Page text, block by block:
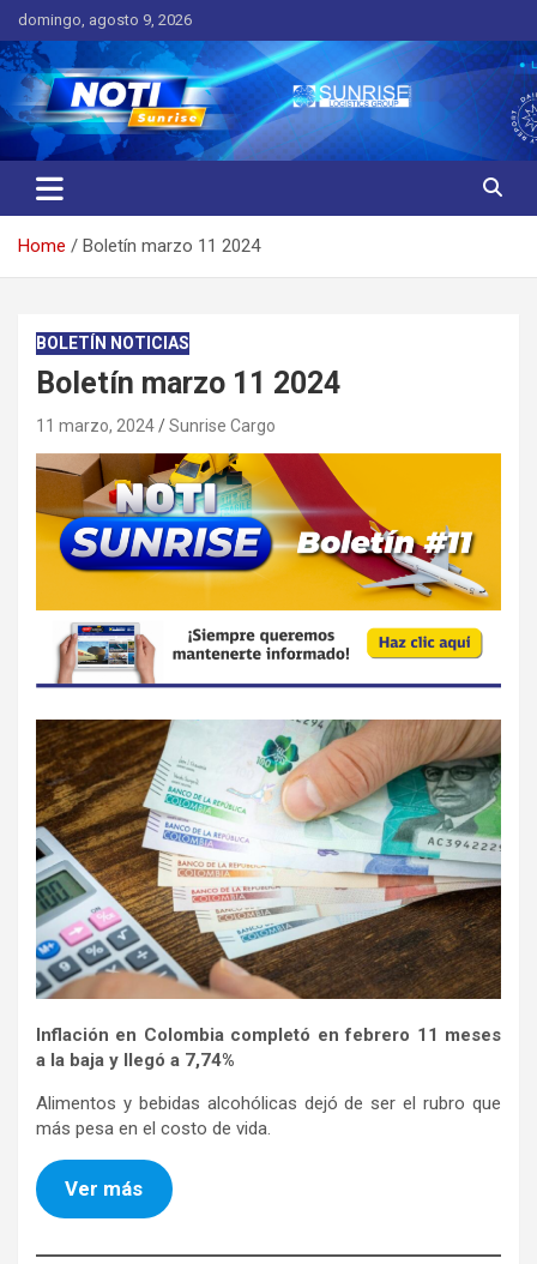
Skip
to
content
domingo, agosto 9, 2026
Noticias Sunrise
Noticias de Interés
Home Boletín marzo 11 2024
BOLETÍN NOTICIAS
Boletín marzo 11 2024
11 marzo, 2024 Sunrise Cargo
Inflación en Colombia completó en febrero 11 meses
a la baja y llegó a 7,74%
Alimentos y bebidas alcohólicas dejó de ser el rubro que
más pesa en el costo de vida.
Ver más